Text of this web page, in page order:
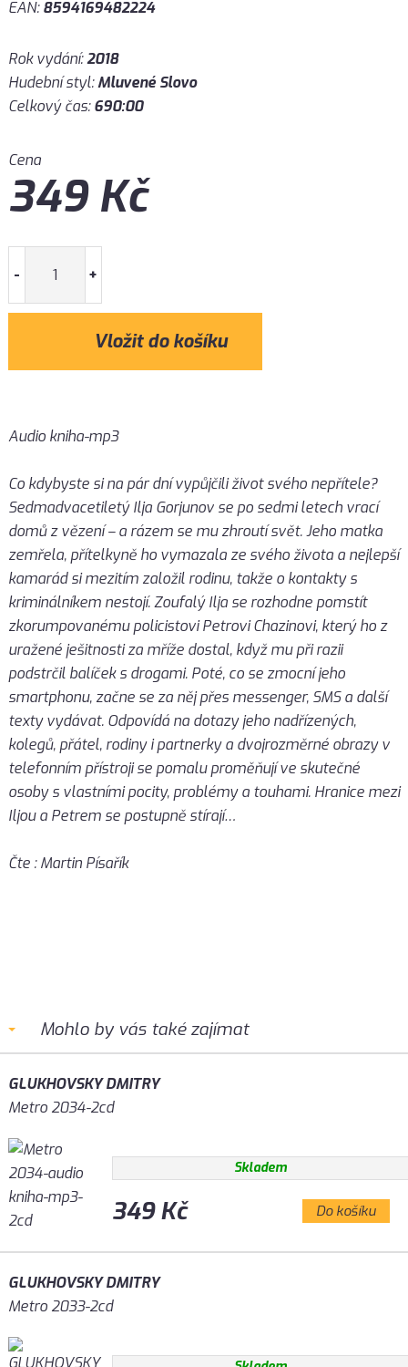
EAN:8594169482224
Rok vydání:2018
Hudební styl:Mluvené Slovo
Celkový čas:690:00
Cena
349Kč
- +
Audio kniha-mp3
Co kdybyste si na pár dní vypůjčili život svého nepřítele?
Sedmadvacetiletý Ilja Gorjunov se po sedmi letech vrací
domů z vězení – a rázem se mu zhroutí svět. Jeho matka
zemřela, přítelkyně ho vymazala ze svého života a nejlepší
kamarád si mezitím založil rodinu, takže o kontakty s
kriminálníkem nestojí. Zoufalý Ilja se rozhodne pomstít
zkorumpovanému policistovi Petrovi Chazinovi, který ho z
uražené ješitnosti za mříže dostal, když mu při razii
podstrčil balíček s drogami. Poté, co se zmocní jeho
smartphonu, začne se za něj přes messenger, SMS a další
texty vydávat. Odpovídá na dotazy jeho nadřízených,
kolegů, přátel, rodiny i partnerky a dvojrozměrné obrazy v
telefonním přístroji se pomalu proměňují ve skutečné
osoby s vlastními pocity, problémy a touhami. Hranice mezi
Iljou a Petrem se postupně stírají…
Čte : Martin Písařík
Mohlo by vás také zajímat
GLUKHOVSKY DMITRY
Metro 2034-2cd
Skladem
349 Kč Do košíku
GLUKHOVSKY DMITRY
Metro 2033-2cd